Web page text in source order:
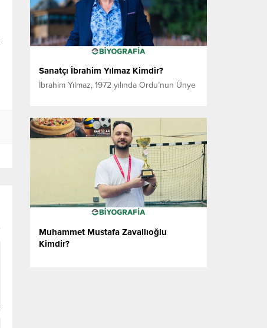
Eğitim ve insan gelişimi alanındaki geçmiş
tecrübelerini yaşam koçluğu çalışmalarına
aktaran Barsbay, uzun yıllardır farklı yaş
gruplarından bireylerle birebir danışmanlık...
Sanatçı İbrahim Yılmaz Kimdir?
İbrahim Yılmaz, 1972 yılında Ordu’nun Ünye
çocuk yaşlarda başlayan Yılmaz, içindeki
duyguları ve hayal gücünü notalara
dönüştürerek kendine özgü bir müzik dili
oluşturmuştur. 1990’lı yıllardan itibaren
profesyonel müzik hayatına adım atan
sanatçı, bugüne kadar söz ve müziği
Muhammet Mustafa Zavallıoğlu
Kimdir?